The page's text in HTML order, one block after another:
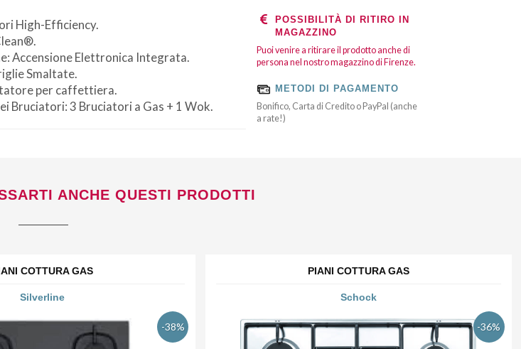
spedizioni e ritirida
agosto compresi.
High-Efficiency.
Accensione Elettronica Integrata.
Smaltate.
per caffettiera.
Bruciatori: 3 Bruciatori a Gas + 1 Wok.
POSSIBILITÀ DI RITIRO IN
MAGAZZINO
Puoi venire a ritirare il prodotto anche di
persona nel nostro magazzino di Firenze.
METODI DI PAGAMENTO
Bonifico, Carta di Credito o PayPal (anche
a rate!)
ANCHE QUESTI PRODOTTI
COTTURA GAS
Silverline
-38%
PIANI COTTURA GAS
Schock
-36%